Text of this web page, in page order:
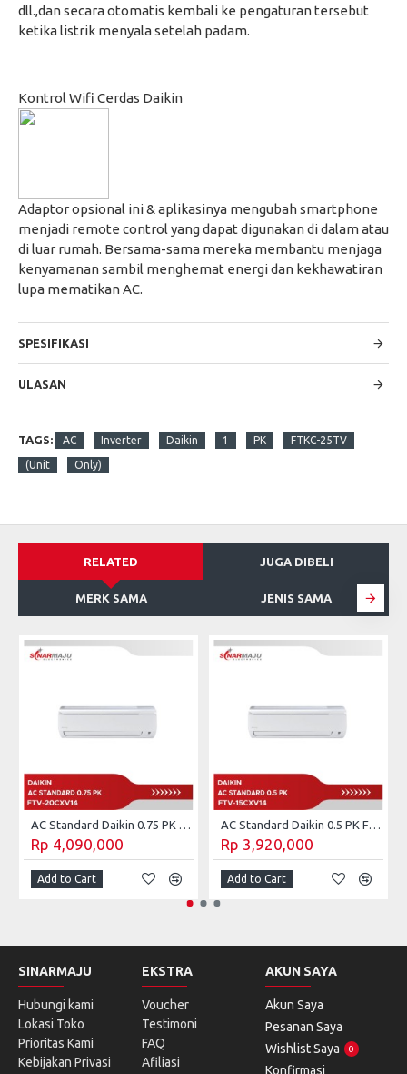
dll.,dan secara otomatis kembali ke pengaturan tersebut
ketika listrik menyala setelah padam.
Kontrol Wifi Cerdas Daikin
Adaptor opsional ini & aplikasinya mengubah smartphone
menjadi remote control yang dapat digunakan di dalam atau
di luar rumah. Bersama-sama mereka membantu menjaga
kenyamanan sambil menghemat energi dan kekhawatiran
lupa mematikan AC.
SPESIFIKASI
ULASAN
TAGS: AC Inverter Daikin 1 PK FTKC-25TV
(Unit Only)
RELATED JUGA DIBELI
MERK SAMA JENIS SAMA
AC Standard Daikin 0.75 PK FTV-20CXV14 (Unit Only)
Rp 4,090,000
Add to Cart
AC Standard Daikin 0.5 PK FTV-15CXV14 (Unit Only)
Rp 3,920,000
Add to Cart
SINARMAJU
Hubungi kami
Lokasi Toko
Prioritas Kami
Kebijakan Privasi
EKSTRA
Voucher
Testimoni
FAQ
Afiliasi
AKUN SAYA
Akun Saya
Pesanan Saya
Wishlist Saya
0
Konfirmasi